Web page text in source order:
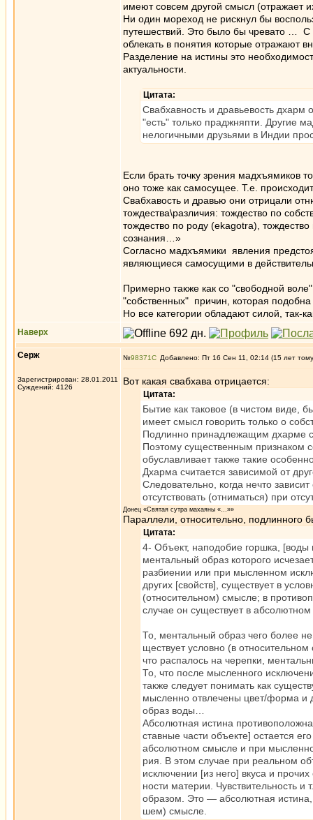
имеют совсем другой смысл (отражает
Ни один мореход не рискнул бы
путешествий. Это было бы чревато … С
облекать в понятия которые отражают
Разделение на истины это
актуальности.
Цитата:
Свабхавность и дравьевость дхарм
"есть" только праджняпти. Другие
нелогичными друзьями в Индии
Если брать точку зрения мадхъямиков
оно тоже как самосущее. Т.е.
Свабхавость и дравью они отрицали
тождества\различия: тождество по
тождество по роду (ekagotra),
сознания…»
Согласно мадхъямики явления
являющиеся самосущими в
Примерно также как со "свободной
"собственных" причин, которая
Но все категории обладают силой, так-
Наверх
Серж
Зарегистрирован: 28.01.2011
Суждений: 4126
№98371 Добавлено: Пт 16 Сен 11, 02:14 (15 лет
Вот какая свабхава отрицается:
Цитата:
Бытие как таковое (в чистом виде,
имеет смысл говорить только о
Подлинно принадлежащим дхарме
Поэтому существенным признаком
обуславливает также такие
Дхарма считается зависимой от
Следовательно, когда нечто
отсутствовать (отниматься) при
Донец «Святая сутра махаяны «…»»
Параллели, относительно, подлинного
Цитата:
4- Объект, наподобие горшка, [воды
ментальный образ которого
разбиении или при мысленном
других [свойств], существует в
(относительном) смысле; в
случае он существует в
То, ментальный образ чего более
ществует условно (в
что распалось на черепки,
То, что после мысленного
также следует понимать как
мысленно отвлечены цвет/форма и
образ воды…
Абсолютная истина
ставные части объекте] остается
абсолютном смысле и при
рия. В этом случае при реальном
исключении [из него] вкуса и
ности материи. Чувствительность
образом. Это — абсолютная
шем) смысле.